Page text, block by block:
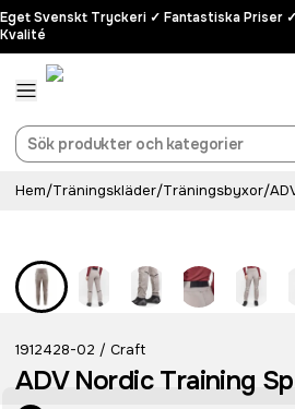
Eget Svenskt Tryckeri ✓ Fantastiska Priser
Kvalité
Hem/Träningskläder/Träningsbyxor/
1912428-02 / Craft
ADV Nordic Training